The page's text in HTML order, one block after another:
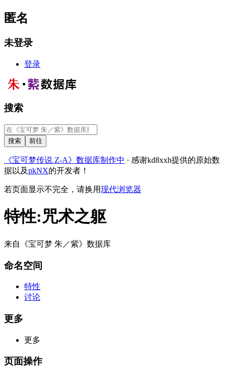
匿名
未登录
登录
搜索
《宝可梦传说 Z-A》数据库制作中 · 感谢kd8xxh提供的原始数
据以及pkNX的开发者！
若页面显示不完全，请换用现代浏览器
特性:咒术之躯
来自《宝可梦 朱／紫》数据库
命名空间
特性
讨论
更多
更多
页面操作